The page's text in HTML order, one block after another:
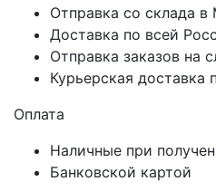
Отправка со склада в
Доставка по всей
Отправка заказов на
Курьерская доставка
Оплата
Наличные при
Банковской картой